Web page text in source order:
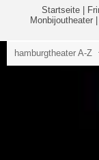
Startseite
Monbijoutheater
hamburgtheater A-Z